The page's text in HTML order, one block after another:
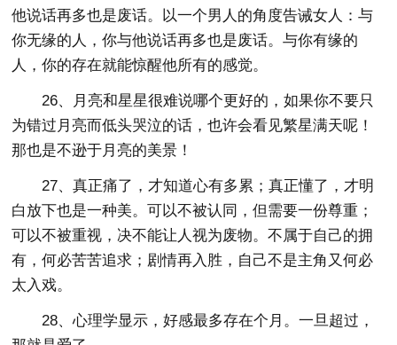
他说话再多也是废话。以一个男人的角度告诫女人：与
你无缘的人，你与他说话再多也是废话。与你有缘的
人，你的存在就能惊醒他所有的感觉。
26、月亮和星星很难说哪个更好的，如果你不要只
为错过月亮而低头哭泣的话，也许会看见繁星满天呢！
那也是不逊于月亮的美景！
27、真正痛了，才知道心有多累；真正懂了，才明
白放下也是一种美。可以不被认同，但需要一份尊重；
可以不被重视，决不能让人视为废物。不属于自己的拥
有，何必苦苦追求；剧情再入胜，自己不是主角又何必
太入戏。
28、心理学显示，好感最多存在个月。一旦超过，